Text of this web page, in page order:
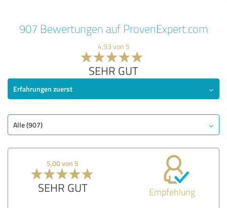
907 Bewertungen auf ProvenExpert.com
4,93 von 5
SEHR GUT
Erfahrungen zuerst
Alle (907)
5,00 von 5
SEHR GUT Empfehlung